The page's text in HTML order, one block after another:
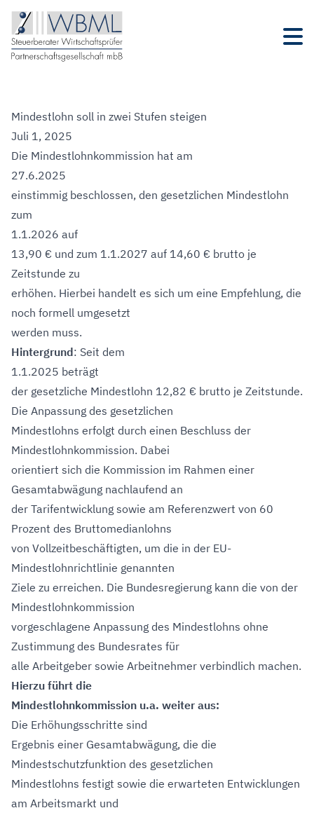
Mindestlohn soll in zwei Stufen steigen
Juli 1, 2025
Die Mindestlohnkommission hat am
27.6.2025
einstimmig beschlossen, den gesetzlichen Mindestlohn
zum
1.1.2026 auf
13,90 € und zum 1.1.2027 auf 14,60 € brutto je
Zeitstunde zu
erhöhen. Hierbei handelt es sich um eine Empfehlung, die
noch formell umgesetzt
werden muss.
Hintergrund: Seit dem
1.1.2025 beträgt
der gesetzliche Mindestlohn 12,82 € brutto je Zeitstunde.
Die Anpassung des gesetzlichen
Mindestlohns erfolgt durch einen Beschluss der
Mindestlohnkommission. Dabei
orientiert sich die Kommission im Rahmen einer
Gesamtabwägung nachlaufend an
der Tarifentwicklung sowie am Referenzwert von 60
Prozent des Bruttomedianlohns
von Vollzeitbeschäftigten, um die in der EU-
Mindestlohnrichtlinie genannten
Ziele zu erreichen. Die Bundesregierung kann die von der
Mindestlohnkommission
vorgeschlagene Anpassung des Mindestlohns ohne
Zustimmung des Bundesrates für
alle Arbeitgeber sowie Arbeitnehmer verbindlich machen.
Hierzu führt die
Mindestlohnkommission u.a. weiter aus:
Die Erhöhungsschritte sind
Ergebnis einer Gesamtabwägung, die die
Mindestschutzfunktion des gesetzlichen
Mindestlohns festigt sowie die erwarteten Entwicklungen
am Arbeitsmarkt und